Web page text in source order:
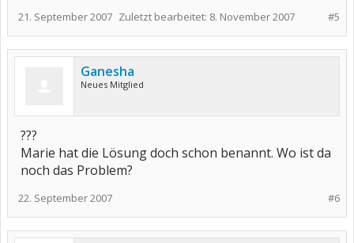
#5
21. September 2007 Zuletzt bearbeitet: 8. November 2007
Ganesha
Neues Mitglied
???
Marie hat die Lösung doch schon benannt. Wo ist da
noch das Problem?
#6
22. September 2007